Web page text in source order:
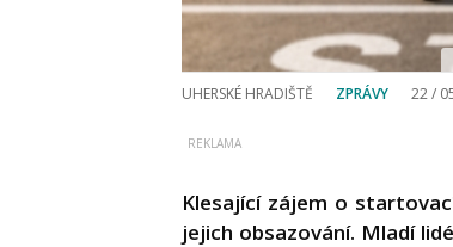
UHERSKÉ HRADIŠTĚ ZPRÁVY 22 /
Klesající zájem o
jejich obsazování. Mladí